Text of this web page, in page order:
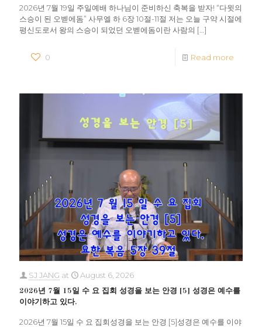
2026년 7월 19일 주일예배 하나님이 준비하신 축복을 받자! “다윗의
스승이 된 오벧에돔” 사무엘 하 6장 10절-11절 저는 오늘 구약 시절에
평신도로서 왕의 스승이 되었던 오벧에돔이란 사람의 […]
0 Read more
SJ JANG at August 6, 2026
2026년 7월 15일 수 요 집회 성경을 보는 안경 [5] 성경은 예수를
이야기하고 있다.
2026년 7월 15일 수 요 집회성경을 보는 안경 [5]성경은 예수를 이야